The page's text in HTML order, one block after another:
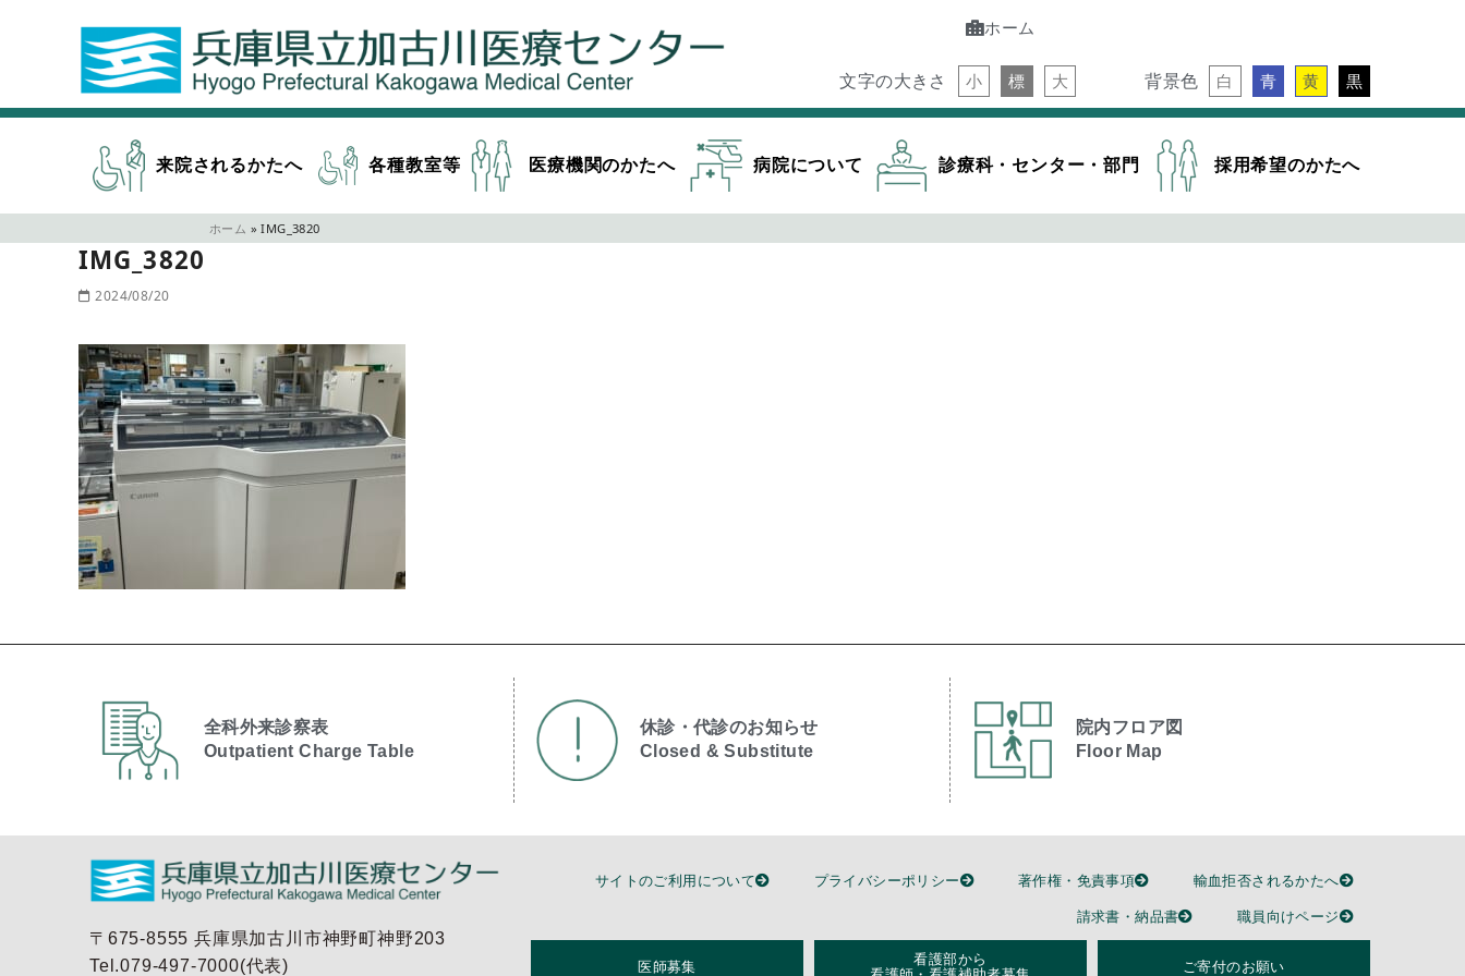
ホーム
文字の大きさ 小 標 大 背景色 白 青 黄 黒
来院されるかたへ 各種教室等 医療機関のかたへ 病院について 診療科・センター・部門 採用希望のかたへ
ホーム » IMG_3820
IMG_3820
2024/08/20
全科外来診察表
Outpatient Charge Table​
休診・代診のお知らせ
Closed & Substitute​
院内フロア図
Floor Map
〒675-8555 兵庫県加古川市神野町神野203
Tel.079-497-7000(代表)
サイトのご利用について プライバシーポリシー 著作権・免責事項 輸血拒否されるかたへ
請求書・納品書 職員向けページ
医師募集
看護部から
ご寄付のお願い